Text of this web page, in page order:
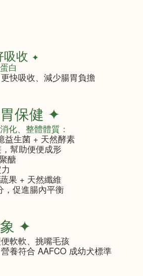
收 ✦
白
快吸收、減少腸胃負擔
保健 ✦
化、整體體質：
益生菌 + 天然酵素
幫助便便成形
醣
果 + 天然纖維
促進腸內平衡
✦
軟軟、挑嘴毛孩
養符合 AAFCO 成幼犬標準